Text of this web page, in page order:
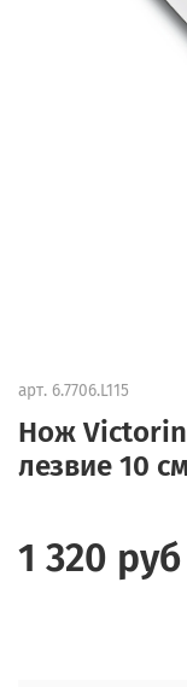
арт. 6.7706.L115
Нож
лезвие 10
1 320 руб